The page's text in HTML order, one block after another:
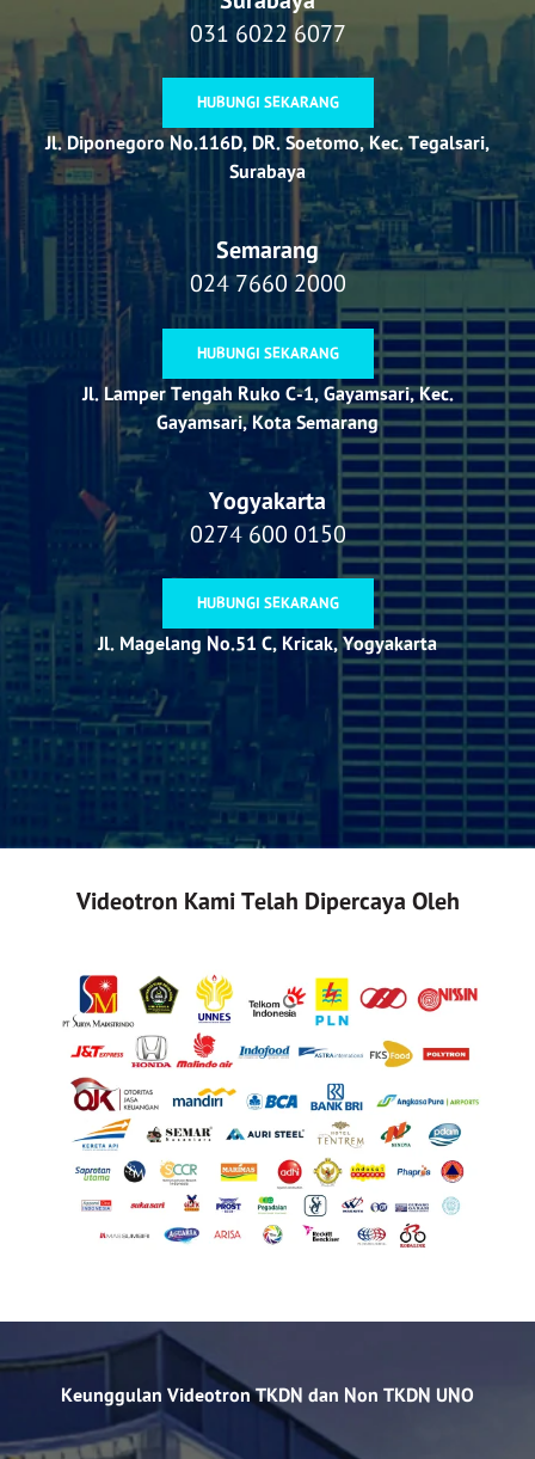
031 6022 6077
HUBUNGI SEKARANG
Jl. Diponegoro No.116D, DR. Soetomo, Kec. Tegalsari,
Surabaya
Semarang
024 7660 2000
HUBUNGI SEKARANG
Jl. Lamper Tengah Ruko C-1, Gayamsari, Kec.
Gayamsari, Kota Semarang
Yogyakarta
0274 600 0150
HUBUNGI SEKARANG
Jl. Magelang No.51 C, Kricak, Yogyakarta
Videotron Kami Telah Dipercaya Oleh
Keunggulan Videotron TKDN dan Non TKDN UNO